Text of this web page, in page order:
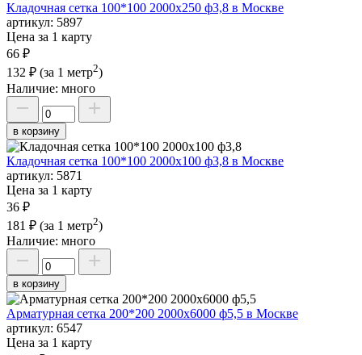
Кладочная сетка 100*100 2000х250 ф3,8 в Москве
артикул: 5897
Цена за 1 карту
66 ₽
132 ₽ (за 1 метр2)
Наличие: много
в корзину
Кладочная сетка 100*100 2000х100 ф3,8 в Москве
артикул: 5871
Цена за 1 карту
36 ₽
181 ₽ (за 1 метр2)
Наличие: много
в корзину
Арматурная сетка 200*200 2000х6000 ф5,5 в Москве
артикул: 6547
Цена за 1 карту